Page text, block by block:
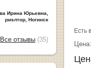
Ирина Юрьевна,
риэлтор, Ногинск
Все отзывы (35)
Есть
Цена: